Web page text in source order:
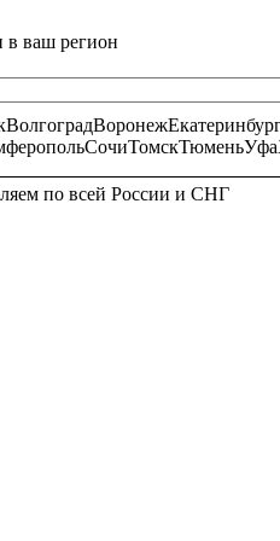
в ваш регион
ВолгоградВоронеж
СочиТомскТюменьУфа
по всей России и СНГ